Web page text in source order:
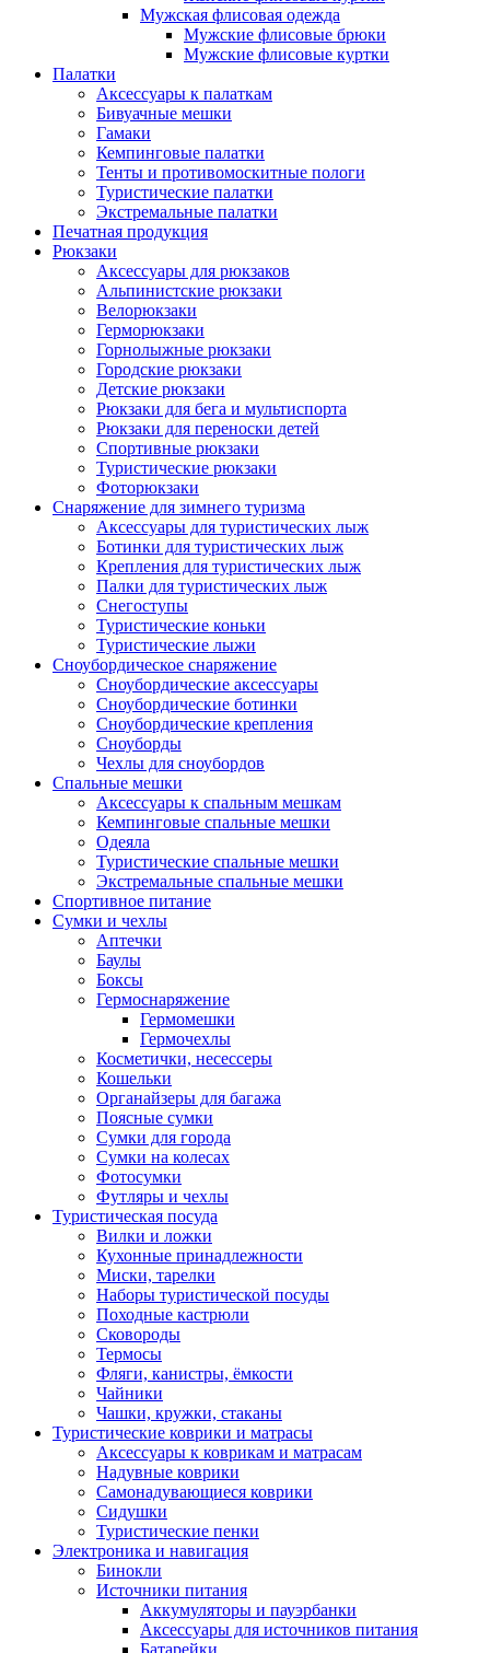
Мужская флисовая одежда
Мужские флисовые брюки
Мужские флисовые куртки
Палатки
Аксессуары к палаткам
Бивуачные мешки
Гамаки
Кемпинговые палатки
Тенты и противомоскитные пологи
Туристические палатки
Экстремальные палатки
Печатная продукция
Рюкзаки
Аксессуары для рюкзаков
Альпинистские рюкзаки
Велорюкзаки
Герморюкзаки
Горнолыжные рюкзаки
Городские рюкзаки
Детские рюкзаки
Рюкзаки для бега и мультиспорта
Рюкзаки для переноски детей
Спортивные рюкзаки
Туристические рюкзаки
Фоторюкзаки
Снаряжение для зимнего туризма
Аксессуары для туристических лыж
Ботинки для туристических лыж
Крепления для туристических лыж
Палки для туристических лыж
Снегоступы
Туристические коньки
Туристические лыжи
Сноубордическое снаряжение
Сноубордические аксессуары
Сноубордические ботинки
Сноубордические крепления
Сноуборды
Чехлы для сноубордов
Спальные мешки
Аксессуары к спальным мешкам
Кемпинговые спальные мешки
Одеяла
Туристические спальные мешки
Экстремальные спальные мешки
Спортивное питание
Сумки и чехлы
Аптечки
Баулы
Боксы
Гермоснаряжение
Гермомешки
Гермочехлы
Косметички, несессеры
Кошельки
Органайзеры для багажа
Поясные сумки
Сумки для города
Сумки на колесах
Фотосумки
Футляры и чехлы
Туристическая посуда
Вилки и ложки
Кухонные принадлежности
Миски, тарелки
Наборы туристической посуды
Походные кастрюли
Сковороды
Термосы
Фляги, канистры, ёмкости
Чайники
Чашки, кружки, стаканы
Туристические коврики и матрасы
Аксессуары к коврикам и матрасам
Надувные коврики
Самонадувающиеся коврики
Сидушки
Туристические пенки
Электроника и навигация
Бинокли
Источники питания
Аккумуляторы и пауэрбанки
Аксессуары для источников питания
Батарейки